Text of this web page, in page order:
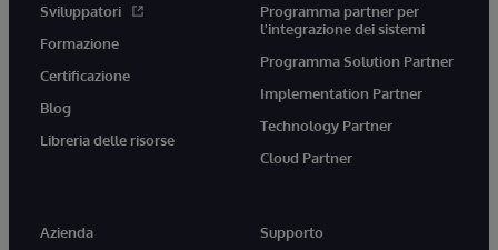
Sviluppatori
Formazione
Certificazione
Blog
Libreria delle risorse
Programma partner per
l'integrazione dei sistemi
Programma Solution Partner
Implementation Partner
Technology Partner
Cloud Partner
Azienda
Supporto